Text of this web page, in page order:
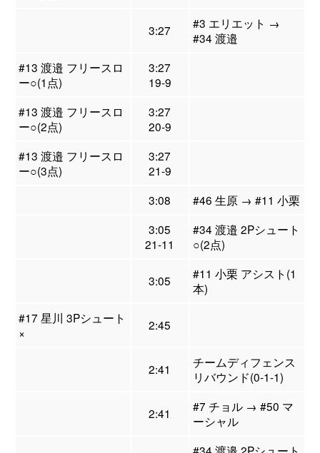
3:27
#3 エリエット →
#34 渡邉
#13 渡邉 フリースロ
ー○(1点)
3:27
19-9
#13 渡邉 フリースロ
ー○(2点)
3:27
20-9
#13 渡邉 フリースロ
ー○(3点)
3:27
21-9
3:08
#46 生原 → #11 小栗
3:05
21-11
#34 渡邉 2Pシュート
○(2点)
3:05
#11 小栗 アシスト(1
本)
#17 星川 3Pシュート
×
2:45
2:41
チームディフェンス
リバウンド(0-1-1)
2:41
#7 チョル → #50 マ
ーシャル